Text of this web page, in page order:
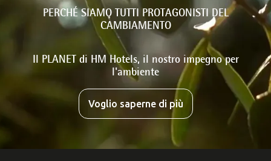
PERCHÉ SIAMO TUTTI PROTAGONISTI DEL
CAMBIAMENTO
Il PLANET di HM Hotels, il nostro impegno per
l'ambiente
Voglio saperne di più